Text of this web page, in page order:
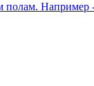
Например